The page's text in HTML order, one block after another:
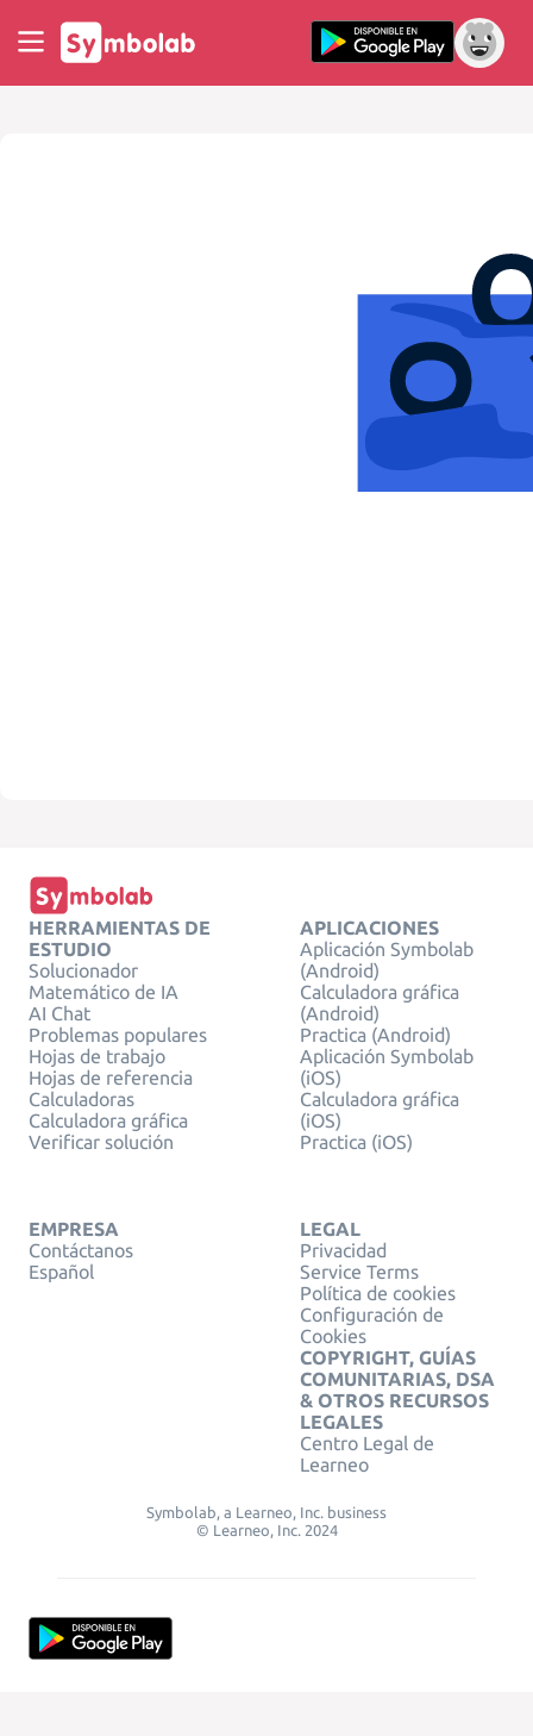
HERRAMIENTAS DE
ESTUDIO
Solucionador
Matemático de IA
AI Chat
Problemas populares
Hojas de trabajo
Hojas de referencia
Calculadoras
Calculadora gráfica
Verificar solución
APLICACIONES
Aplicación Symbolab
(Android)
Calculadora gráfica
(Android)
Practica (Android)
Aplicación Symbolab
(iOS)
Calculadora gráfica
(iOS)
Practica (iOS)
EMPRESA
Contáctanos
Español
LEGAL
Privacidad
Service Terms
Política de cookies
Configuración de
Cookies
COPYRIGHT, GUÍAS
COMUNITARIAS, DSA
& OTROS RECURSOS
LEGALES
Centro Legal de
Learneo
Symbolab, a Learneo, Inc. business
© Learneo, Inc. 2024